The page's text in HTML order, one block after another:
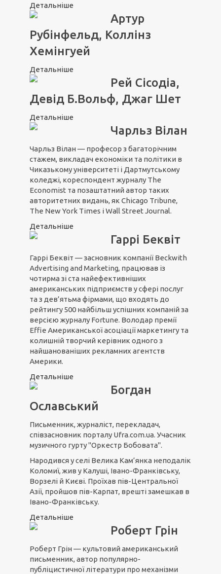
Детальніше
Артур
Рубінфельд, Коллінз
Хемінгуей
Детальніше
Рей Сісодіа,
Девід Б.Вольф, Джаг Шет
Детальніше
Чарльз Вілан
Чарльз Вілан — професор з багаторічним
стажем, викладач економіки та політики в
Чиказькому університеті і Дартмутському
коледжі, кореспондент журналу The
Economist та позаштатний автор таких
авторитетних видань, як Chicago Tribune,
The New York Times і Wall Street Journal.
Детальніше
Гаррі Беквіт
Гаррі Беквіт — засновник компанії Beckwith
Advertising and Marketing, працював із
чотирма зі ста найефективніших
американських підприємств у сфері послуг
та з дев’ятьма фірмами, що входять до
рейтингу 500 найбільш успішних компаній за
версією журналу Fortune. Володар премії
Effie Американської асоціації маркетингу та
колишній творчий керівник одного з
найшанованіших рекламних агентств
Америки.
Детальніше
Богдан
Ославський
Письменник, журналіст, перекладач,
співзасновник порталу Ufra.com.ua. Учасник
музичного гурту "Оркестр Бобовата".
Народився у селі Велика Кам’янка неподалік
Коломиї, жив у Калуші, Івано-Франківську,
Ворзелі й Києві. Проїхав пів-Центральної
Азії, пройшов пів-Карпат, врешті замешкав в
Івано-Франківську.
Детальніше
Роберт Грін
Роберт Грін — культовий американський
письменник, автор популярно-
публіцистичної літератури про механізми